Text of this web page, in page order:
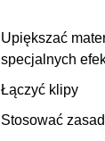
Upiększać
specjalnych
Łączyć klipy
Stosować